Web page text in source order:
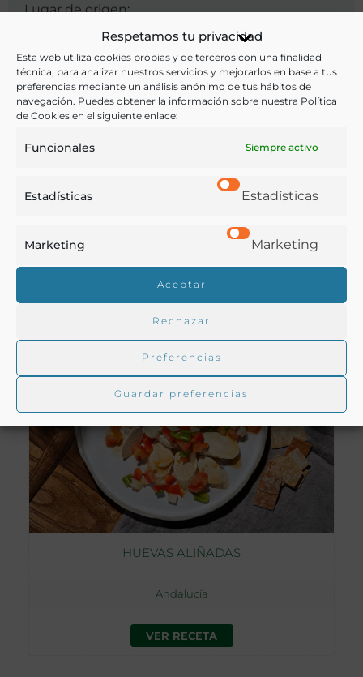
Respetamos tu privacidad
Esta web utiliza cookies propias y de terceros con una finalidad
técnica, para analizar nuestros servicios y mejorarlos en base a tus
preferencias mediante un análisis anónimo de tus hábitos de
navegación. Puedes obtener la información sobre nuestra Política
de Cookies en el siguiente enlace:
Funcionales Siempre activo
Estadísticas Estadísticas
Marketing Marketing
Aceptar
Rechazar
Preferencias
Guardar preferencias
Lugar de origen:
Ingredientes:
HUEVAS ALIÑADAS
Andalucía
VER RECETA